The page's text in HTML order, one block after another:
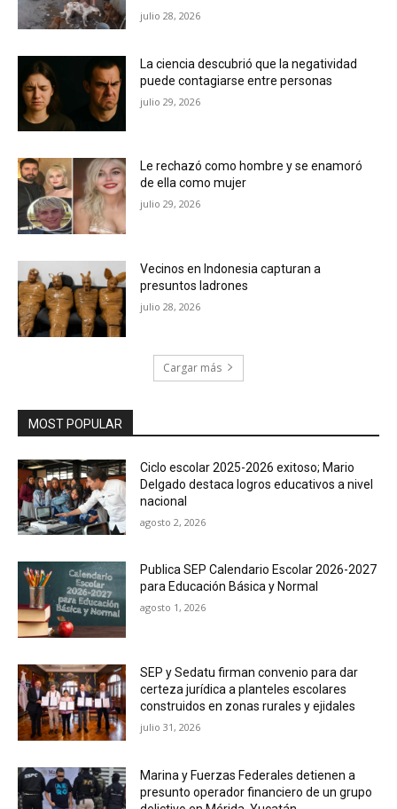
julio 28, 2026
La ciencia descubrió que la negatividad
puede contagiarse entre personas
julio 29, 2026
Le rechazó como hombre y se enamoró
de ella como mujer
julio 29, 2026
Vecinos en Indonesia capturan a
presuntos ladrones
julio 28, 2026
Cargar más
MOST POPULAR
Ciclo escolar 2025-2026 exitoso; Mario
Delgado destaca logros educativos a nivel
nacional
agosto 2, 2026
Publica SEP Calendario Escolar 2026-2027
para Educación Básica y Normal
agosto 1, 2026
SEP y Sedatu firman convenio para dar
certeza jurídica a planteles escolares
construidos en zonas rurales y ejidales
julio 31, 2026
Marina y Fuerzas Federales detienen a
presunto operador financiero de un grupo